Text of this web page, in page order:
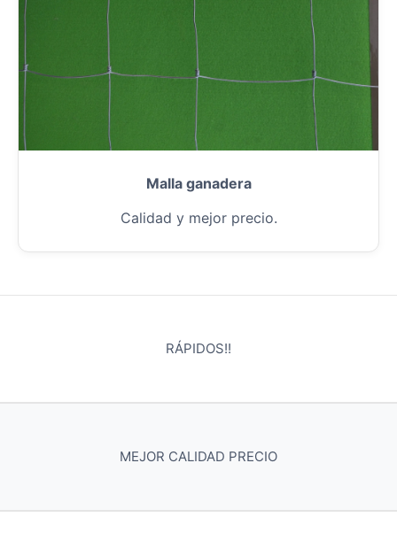
Malla ganadera
Calidad y mejor precio.
RÁPIDOS!!
MEJOR CALIDAD PRECIO